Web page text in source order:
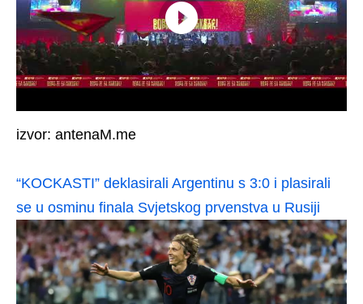
izvor: antenaM.me
“KOCKASTI” deklasirali Argentinu s 3:0 i plasirali
se u osminu finala Svjetskog prvenstva u Rusiji